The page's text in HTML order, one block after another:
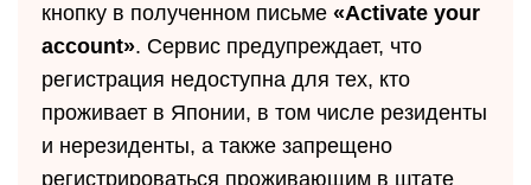
кнопку в полученном письме «Activate your
account». Сервис предупреждает, что
регистрация недоступна для тех, кто
проживает в Японии, в том числе резиденты
и нерезиденты, а также запрещено
регистрироваться проживающим в штате